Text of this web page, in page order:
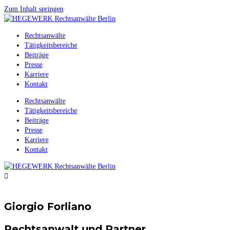
Zum Inhalt springen
Rechtsanwälte
Tätigkeitsbereiche
Beiträge
Presse
Karriere
Kontakt
Rechtsanwälte
Tätigkeitsbereiche
Beiträge
Presse
Karriere
Kontakt
Giorgio Forliano